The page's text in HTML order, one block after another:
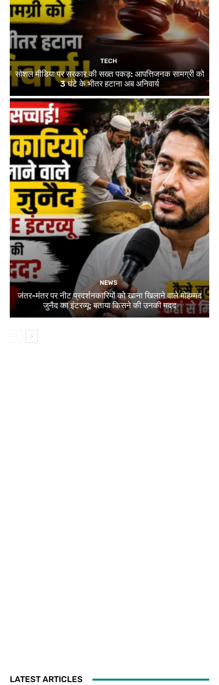
TECH
सोशल मीडिया पर सरकार की सख्त पकड़: आपत्तिजनक सामग्री को
3 घंटे के भीतर हटाना अब अनिवार्य
NEWS
जंतर-मंतर पर नीट प्रदर्शनकारियों को खाना खिलाने वाले मोहम्मद
जुनैद का इंटरव्यू: बताया किसने की उनकी मदद
LATEST ARTICLES